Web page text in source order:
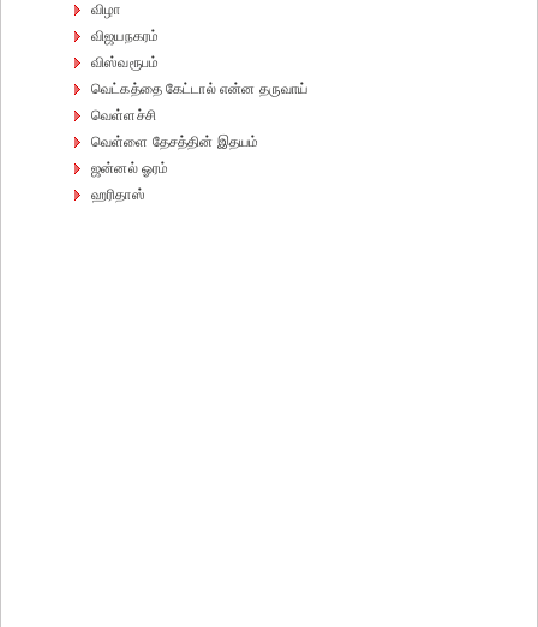
விழா
விஜயநகரம்
விஸ்வரூபம்
வெட்கத்தை கேட்டால் என்ன தருவாய்
வெள்ளச்சி
வெள்ளை தேசத்தின் இதயம்
ஜன்னல் ஓரம்
ஹரிதாஸ்